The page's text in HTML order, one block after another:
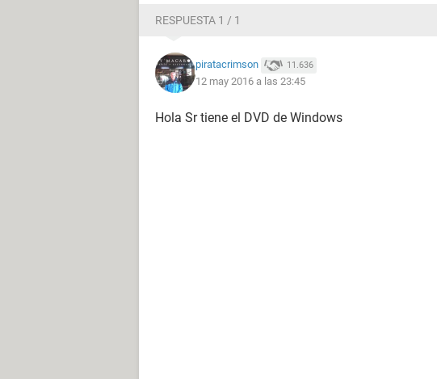
RESPUESTA 1 / 1
piratacrimson 11.636
12 may 2016 a las 23:45
Hola Sr tiene el DVD de Windows